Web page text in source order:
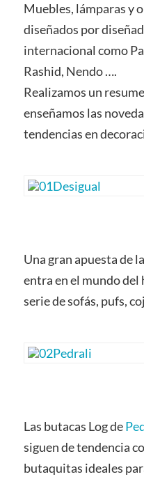
Muebles, lámparas y
diseñados por
internacional como
Rashid, Nendo ….
Realizamos un
enseñamos las
tendencias en
Una gran apuesta de
entra en el mundo del
serie de sofás, pufs,
Las butacas Log de
siguen de tendencia
butaquitas ideales